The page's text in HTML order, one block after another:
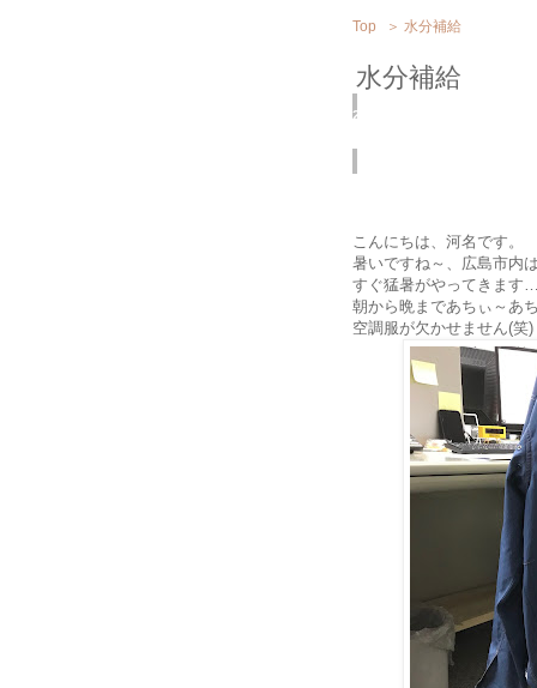
Top ＞ 水分補給
水分補給
2019
こんにちは、河名です。
暑いですね～、広島市内
すぐ猛暑がやってきます
朝から晩まであちぃ～あ
空調服が欠かせません(笑)